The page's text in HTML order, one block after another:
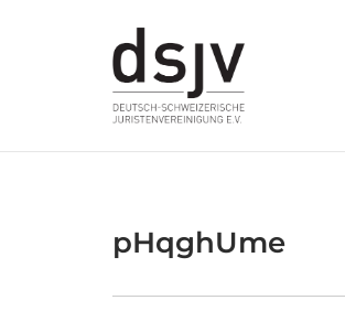
pHqghUme